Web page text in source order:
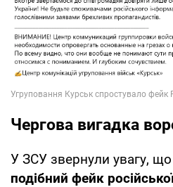
Чергова вигадка
У ЗСУ звернули увагу, що
подібний фейк